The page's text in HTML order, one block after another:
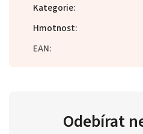
Kategorie:
Hmotnost:
EAN:
Odebírat